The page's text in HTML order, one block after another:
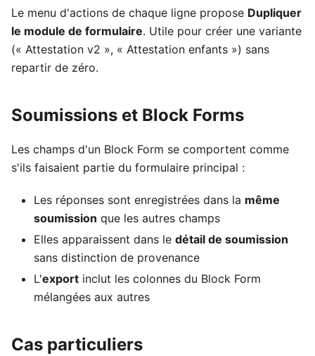
Le menu d'actions de chaque ligne propose Dupliquer
le module de formulaire. Utile pour créer une variante
(« Attestation v2 », « Attestation enfants ») sans
repartir de zéro.
Soumissions et Block Forms
Les champs d'un Block Form se comportent comme
s'ils faisaient partie du formulaire principal :
Les réponses sont enregistrées dans la même
soumission que les autres champs
Elles apparaissent dans le détail de soumission
sans distinction de provenance
L'export inclut les colonnes du Block Form
mélangées aux autres
Cas particuliers